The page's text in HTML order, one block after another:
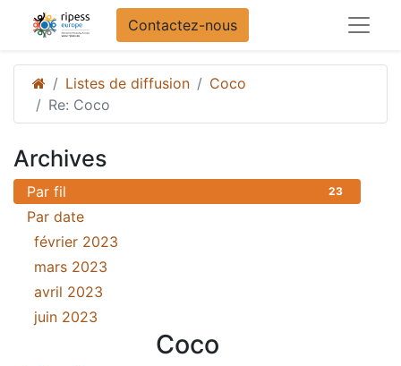
Contactez-nous
Listes de diffusion
Coco
Re: Coco
Archives
Par fil 23
Par date
février 2023
mars 2023
avril 2023
juin 2023
Coco